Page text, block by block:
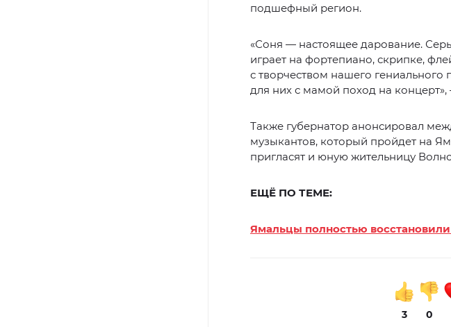
подшефный регион.
«Соня — настоящее дарование.
играет на фортепиано, скрипке,
с творчеством нашего
для них с мамой поход на
Также губернатор анонсировал
музыкантов, который пройдет на
пригласят и юную жительницу
ЕЩЁ ПО ТЕМЕ:
Ямальцы полностью
3 0